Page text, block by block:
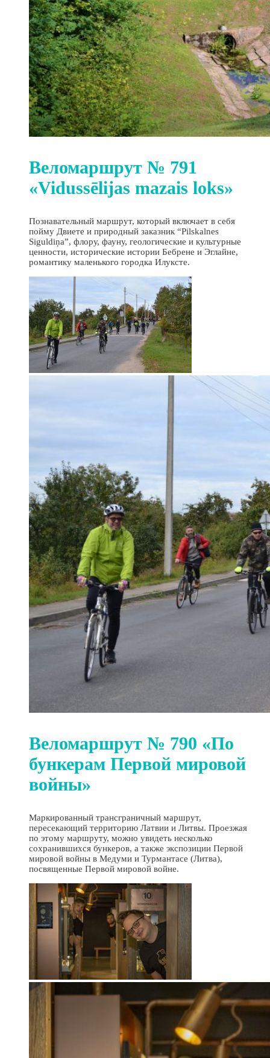
Веломаршрут № 791
«Vidussēlijas mazais loks»
Познавательный маршрут, который включает в себя
пойму Двиете и природный заказник “Pilskalnes
Siguldiņa”, флору, фауну, геологические и культурные
ценности, исторические истории Бебрене и Эглайне,
романтику маленького городка Илуксте.
Веломаршрут № 790 «По
бункерам Первой мировой
войны»
Маркированный трансграничный маршрут,
пересекающий территорию Латвии и Литвы. Проезжая
по этому маршруту, можно увидеть несколько
сохранившихся бункеров, а также экспозиции Первой
мировой войны в Медуми и Турмантасе (Литва),
посвященные Первой мировой войне.